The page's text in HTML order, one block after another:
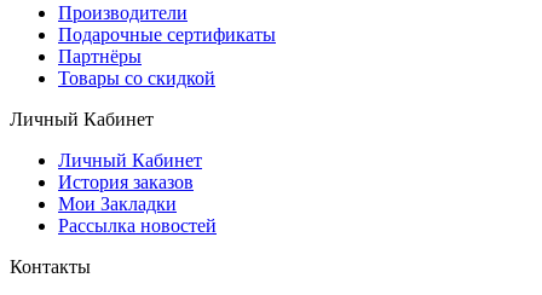
Производители
Подарочные сертификаты
Партнёры
Товары со скидкой
Личный Кабинет
Личный Кабинет
История заказов
Мои Закладки
Рассылка новостей
Контакты